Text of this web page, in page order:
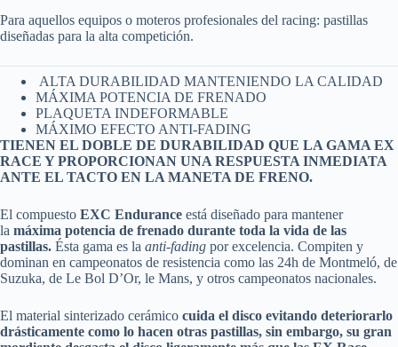
Para aquellos equipos o moteros profesionales del racing: pastillas
diseñadas para la alta competición.
ALTA DURABILIDAD MANTENIENDO LA CALIDAD
MÁXIMA POTENCIA DE FRENADO
PLAQUETA INDEFORMABLE
MÁXIMO EFECTO ANTI-FADING
TIENEN EL DOBLE DE DURABILIDAD QUE LA GAMA EX
RACE Y PROPORCIONAN UNA RESPUESTA INMEDIATA
ANTE EL TACTO EN LA MANETA DE FRENO.
El compuesto EXC Endurance está diseñado para mantener
la máxima potencia de frenado durante toda la vida de las
pastillas. Ésta gama es la anti-fading por excelencia. Compiten y
dominan en campeonatos de resistencia como las 24h de Montmeló, de
Suzuka, de Le Bol D’Or, le Mans, y otros campeonatos nacionales.
El material sinterizado cerámico cuida el disco evitando deteriorarlo
drásticamente como lo hacen otras pastillas, sin embargo, su gran